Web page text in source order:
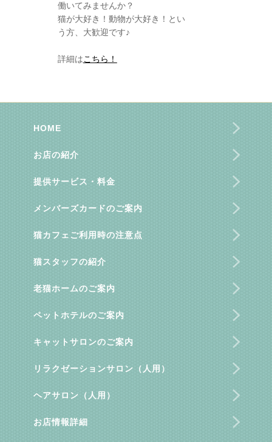
働いてみませんか？
猫が大好き！動物が大好き！とい
う方、大歓迎です♪
詳細はこちら！
HOME
お店の紹介
提供サービス・料金
メンバーズカードのご案内
猫カフェご利用時の注意点
猫スタッフの紹介
老猫ホームのご案内
ペットホテルのご案内
キャットサロンのご案内
リラクゼーションサロン（人用）
ヘアサロン（人用）
お店情報詳細